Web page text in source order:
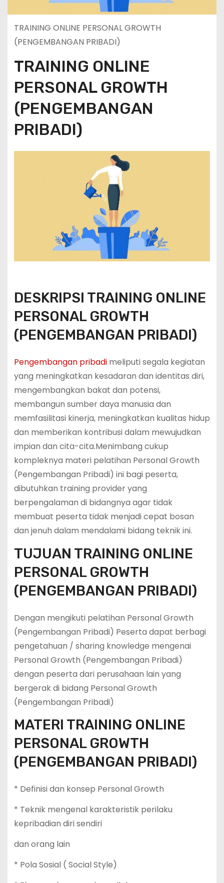
TRAINING ONLINE PERSONAL GROWTH
(PENGEMBANGAN PRIBADI)
TRAINING ONLINE
PERSONAL GROWTH
(PENGEMBANGAN
PRIBADI)
DESKRIPSI TRAINING ONLINE
PERSONAL GROWTH
(PENGEMBANGAN PRIBADI)
Pengembangan pribadimeliputi segala kegiatan
yang meningkatkan kesadaran dan identitas diri,
mengembangkan bakat dan potensi,
membangun sumber daya manusia dan
memfasilitasi kinerja, meningkatkan kualitas hidup
dan memberikan kontribusi dalam mewujudkan
impian dan cita-cita.Menimbang cukup
kompleknya materi pelatihan Personal Growth
(Pengembangan Pribadi) ini bagi peserta,
dibutuhkan training provider yang
berpengalaman di bidangnya agar tidak
membuat peserta tidak menjadi cepat bosan
dan jenuh dalam mendalami bidang teknik ini.
TUJUAN TRAINING ONLINE
PERSONAL GROWTH
(PENGEMBANGAN PRIBADI)
Dengan mengikuti pelatihan Personal Growth
(Pengembangan Pribadi) Peserta dapat berbagi
pengetahuan / sharing knowledge mengenai
Personal Growth (Pengembangan Pribadi)
dengan peserta dari perusahaan lain yang
bergerak di bidang Personal Growth
(Pengembangan Pribadi)
MATERI TRAINING ONLINE
PERSONAL GROWTH
(PENGEMBANGAN PRIBADI)
* Definisi dan konsep Personal Growth
* Teknik mengenal karakteristik perilaku
kepribadian diri sendiri
dan orang lain
* Pola Sosial ( Social Style)